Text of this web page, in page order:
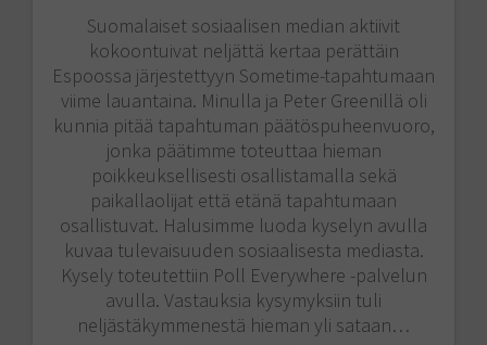
Suomalaiset sosiaalisen median aktiivit
kokoontuivat neljättä kertaa perättäin
Espoossa järjestettyyn Sometime-tapahtumaan
viime lauantaina. Minulla ja Peter Greenillä oli
kunnia pitää tapahtuman päätöspuheenvuoro,
jonka päätimme toteuttaa hieman
poikkeuksellisesti osallistamalla sekä
paikallaolijat että etänä tapahtumaan
osallistuvat. Halusimme luoda kyselyn avulla
kuvaa tulevaisuuden sosiaalisesta mediasta.
Kysely toteutettiin Poll Everywhere -palvelun
avulla. Vastauksia kysymyksiin tuli
neljästäkymmenestä hieman yli sataan…